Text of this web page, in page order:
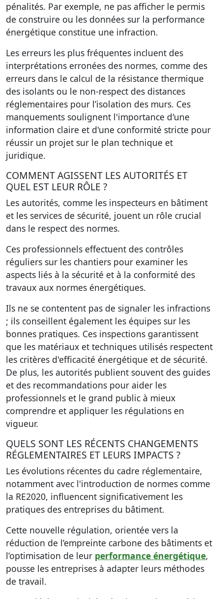
pénalités. Par exemple, ne pas afficher le permis
de construire ou les données sur la performance
énergétique constitue une infraction.
Les erreurs les plus fréquentes incluent des
interprétations erronées des normes, comme des
erreurs dans le calcul de la résistance thermique
des isolants ou le non-respect des distances
réglementaires pour l’isolation des murs. Ces
manquements soulignent l'importance d'une
information claire et d'une conformité stricte pour
réussir un projet sur le plan technique et
juridique.
COMMENT AGISSENT LES AUTORITÉS ET
QUEL EST LEUR RÔLE ?
Les autorités, comme les inspecteurs en bâtiment
et les services de sécurité, jouent un rôle crucial
dans le respect des normes.
Ces professionnels effectuent des contrôles
réguliers sur les chantiers pour examiner les
aspects liés à la sécurité et à la conformité des
travaux aux normes énergétiques.
Ils ne se contentent pas de signaler les infractions
; ils conseillent également les équipes sur les
bonnes pratiques. Ces inspections garantissent
que les matériaux et techniques utilisés respectent
les critères d'efficacité énergétique et de sécurité.
De plus, les autorités publient souvent des guides
et des recommandations pour aider les
professionnels et le grand public à mieux
comprendre et appliquer les régulations en
vigueur.
QUELS SONT LES RÉCENTS CHANGEMENTS
RÉGLEMENTAIRES ET LEURS IMPACTS ?
Les évolutions récentes du cadre réglementaire,
notamment avec l'introduction de normes comme
la RE2020, influencent significativement les
pratiques des entreprises du bâtiment.
Cette nouvelle régulation, orientée vers la
réduction de l’empreinte carbone des bâtiments et
l’optimisation de leur performance énergétique,
pousse les entreprises à adapter leurs méthodes
de travail.